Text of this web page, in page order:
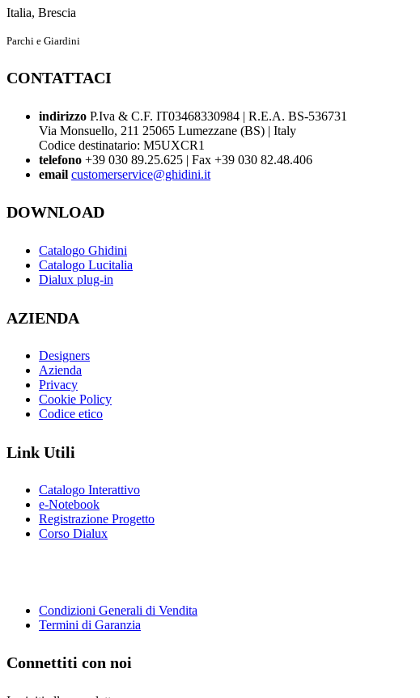
Italia, Brescia
Parchi e Giardini
CONTATTACI
indirizzo P.Iva & C.F. IT03468330984 | R.E.A. BS-536731
Via Monsuello, 211 25065 Lumezzane (BS) | Italy
Codice destinatario: M5UXCR1
telefono +39 030 89.25.625 | Fax +39 030 82.48.406
email customerservice@ghidini.it
DOWNLOAD
Catalogo Ghidini
Catalogo Lucitalia
Dialux plug-in
AZIENDA
Designers
Azienda
Privacy
Cookie Policy
Codice etico
Link Utili
Catalogo Interattivo
e-Notebook
Registrazione Progetto
Corso Dialux
Condizioni Generali di Vendita
Termini di Garanzia
Connettiti con noi